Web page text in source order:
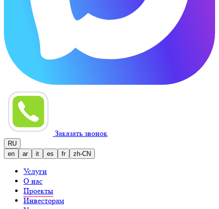
Заказать звонок
RU
en
ar it es fr zh-CN
Услуги
О нас
Проекты
Инвесторам